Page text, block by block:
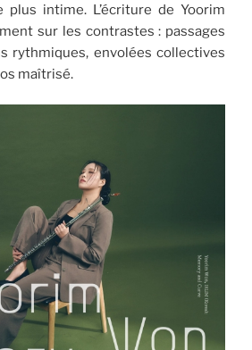
plus intime. L’écriture de Yoorim
sur les contrastes : passages
rythmiques, envolées collectives
maîtrisé.